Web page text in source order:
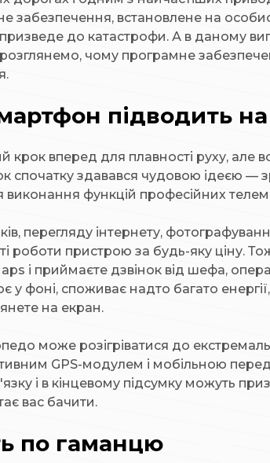
встановлене на
до катастрофи. А в даному
чому програмне
підводить на
крок вперед для плавності руху, але
спочатку здавався чудовою ідеєю
функцій професійних
інтернету,
роботи пристрою за будь-яку ціну.
і приймаєте дзвінок від шефа,
споживає надто багато
на екран.
може розігріватися до
GPS-модулем і мобільною
і в кінцевому підсумку можуть
вас бачити.
по гаманцю